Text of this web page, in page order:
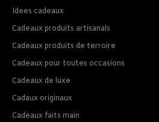
Idees cadeaux
Cadeaux produits artisanals
Cadeaux produits de terroire
Cadeaux pour toutes occasions
Cadeaux de luxe
Cadaux originaux
Cadeaux faits main